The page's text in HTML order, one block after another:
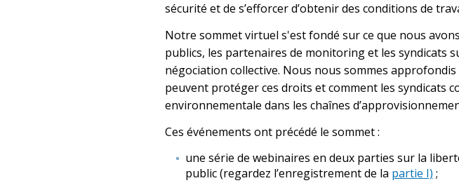
sécurité et de s’efforcer d’obtenir des conditions de
Notre sommet virtuel s'est fondé sur ce que nous
publics, les partenaires de monitoring et les syndicats
négociation collective. Nous nous sommes
peuvent protéger ces droits et comment les syndicats
environnementale dans les chaînes
Ces événements ont précédé le sommet :
une série de webinaires en deux parties sur la
public (regardez l’enregistrement de la partie I) ;